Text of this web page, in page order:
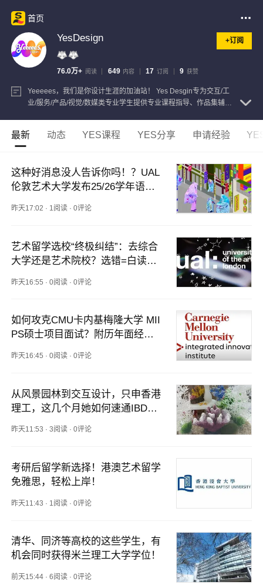
首页
YesDesign +订阅
76.0万+ 阅读 649 内容 17 订阅 9 获赞
Yeeeees，我们是你设计生涯的加油站！ Yes Desgin专为交互/工
业/服务/产品/视觉/数媒类专业学生提供专业课程指导、作品集辅导
最新 动态 YES课程 YES分享 申请经验
这种好消息没人告诉你吗！？UAL
伦敦艺术大学发布25/26学年语言
昨天17:02 · 1阅读 ·0评论
艺术留学选校“终极纠结”：去综合
大学还是艺术院校？选错=白读
昨天16:55 ·0阅读 ·0评论
如何攻克CMU卡内基梅隆大学 MII
PS硕士项目面试？附历年面经分
昨天16:45 ·0阅读 ·0评论
从风景园林到交互设计，只申香港
理工，这几个月她如何速通IBD成
昨天11:53 ·3阅读 ·0评论
考研后留学新选择！港澳艺术留学
免雅思，轻松上岸！
昨天11:43 · 1阅读 ·0评论
清华、同济等高校的这些学生，有
机会同时获得米兰理工大学学位！
前天15:44 ·6阅读 ·0评论